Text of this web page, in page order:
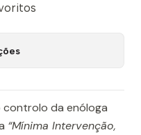
da enóloga
“Mínima Intervenção,